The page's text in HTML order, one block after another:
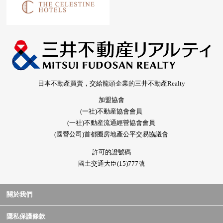
日本不動產買賣，交給龍頭企業的三井不動產Realty
加盟協會
(一社)不動産協會會員
(一社)不動産流通經營協會會員
(國營公司)首都圈房地產公平交易協議會
許可的證號碼
國土交通大臣(15)777號
關於我們
隱私保護條款